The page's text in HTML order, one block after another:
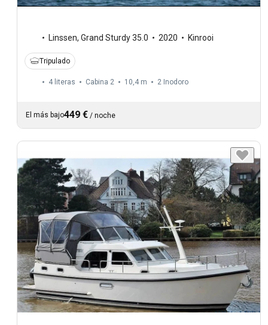
Linssen, Grand Sturdy 35.0 2020 Kinrooi
Tripulado
4 literas Cabina 2 10,4 m 2 Inodoro
El más bajo449 € / noche